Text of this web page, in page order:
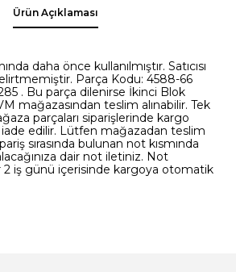
Ürün Açıklaması
daha önce kullanılmıştır. Satıcısı
Parça Kodu: 4588-66
. Bu parça dilenirse İkinci Blok
mağazasından teslim alınabilir. Tek
parçaları siparişlerinde kargo
edilir. Lütfen mağazadan teslim
sırasında bulunan not kısmında
dair not iletiniz. Not
2 iş günü içerisinde kargoya otomatik